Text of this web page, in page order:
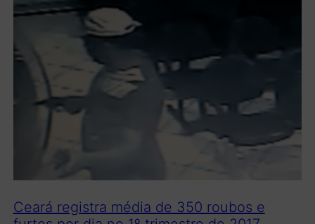
Ceará registra média de 350 roubos e